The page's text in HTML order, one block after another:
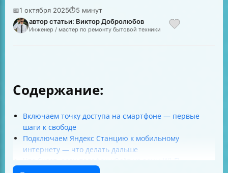
📅1 октября 2025⏱5 минут
автор статьи: Виктор Добролюбов
Инженер / мастер по ремонту бытовой техники
Содержание:
Включаем точку доступа на смартфоне — первые
шаги к свободе
Подключаем Яндекс Станцию к мобильному
интернету — что делать дальше